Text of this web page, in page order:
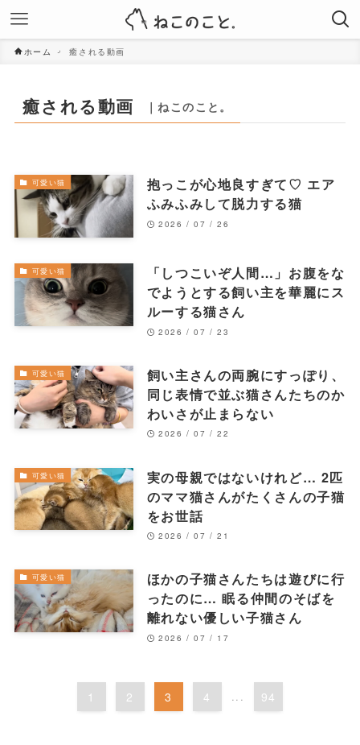
ホーム 癒される動画
癒される動画 ｜ねこのこと。
可愛い猫
抱っこが心地良すぎて♡ エア
ふみふみして脱力する猫
2026 / 07 / 26
可愛い猫
「しつこいぞ人間…」お腹をな
でようとする飼い主を華麗にス
ルーする猫さん
2026 / 07 / 23
可愛い猫
飼い主さんの両腕にすっぽり、
同じ表情で並ぶ猫さんたちのか
わいさが止まらない
2026 / 07 / 22
可愛い猫
実の母親ではないけれど… 2匹
のママ猫さんがたくさんの子猫
をお世話
2026 / 07 / 21
可愛い猫
ほかの子猫さんたちは遊びに行
ったのに… 眠る仲間のそばを
離れない優しい子猫さん
2026 / 07 / 17
1 2 3 4 ... 94